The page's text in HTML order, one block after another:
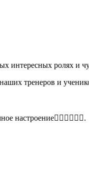
интересных ролях и
тренеров и
настроение❤‍🔥❤‍🔥❤‍🔥.